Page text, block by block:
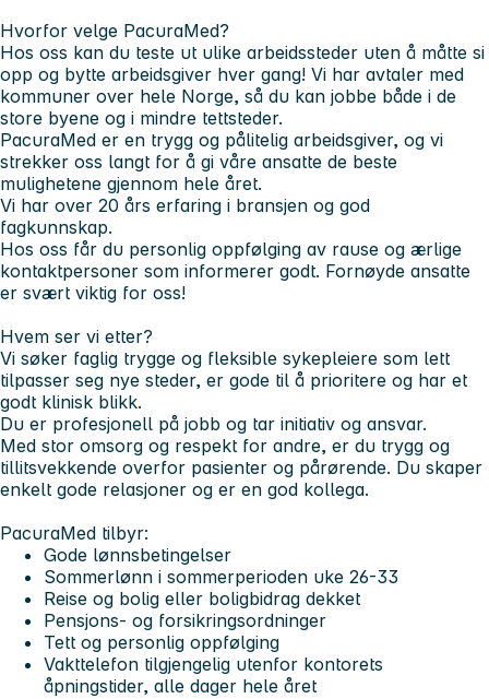
Hvorfor velge PacuraMed?
Hos oss kan du teste ut ulike arbeidssteder uten å måtte si
opp og bytte arbeidsgiver hver gang! Vi har avtaler med
kommuner over hele Norge, så du kan jobbe både i de
store byene og i mindre tettsteder.
PacuraMed er en trygg og pålitelig arbeidsgiver, og vi
strekker oss langt for å gi våre ansatte de beste
mulighetene gjennom hele året.
Vi har over 20 års erfaring i bransjen og god
fagkunnskap.
Hos oss får du personlig oppfølging av rause og ærlige
kontaktpersoner som informerer godt. Fornøyde ansatte
er svært viktig for oss!
Hvem ser vi etter?
Vi søker faglig trygge og fleksible sykepleiere som lett
tilpasser seg nye steder, er gode til å prioritere og har et
godt klinisk blikk.
Du er profesjonell på jobb og tar initiativ og ansvar.
Med stor omsorg og respekt for andre, er du trygg og
tillitsvekkende overfor pasienter og pårørende. Du skaper
enkelt gode relasjoner og er en god kollega.
PacuraMed tilbyr:
Gode lønnsbetingelser
Sommerlønn i sommerperioden uke 26-33
Reise og bolig eller boligbidrag dekket
Pensjons- og forsikringsordninger
Tett og personlig oppfølging
Vakttelefon tilgjengelig utenfor kontorets
åpningstider, alle dager hele året